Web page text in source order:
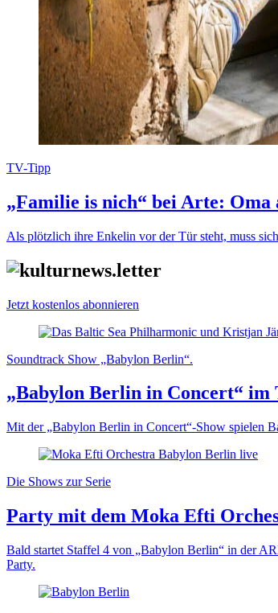
TV-Tipp
„Familie is nich“ bei Arte:
Als plötzlich ihre Enkelin vor der Tür steht, muss
Jetzt kostenlos abonnieren
Soundtrack Show „Babylon Berlin“.
„Babylon Berlin in Concert“ im
Mit der „Babylon Berlin in Concert“-Show spielen
Die Shows zur Serie
Party mit dem Moka Efti
Bald startet Staffel 4 von „Babylon Berlin“ in der
Party.